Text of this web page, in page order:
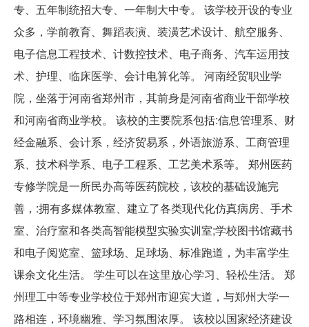
专、五年制统招大专、一年制大中专。 该学校开设的专业
众多，学前教育、舞蹈表演、装潢艺术设计、航空服务、
电子信息工程技术、计数控技术、电子商务、汽车运用技
术、护理、临床医学、会计电算化等。 河南经贸职业学
院，坐落于河南省郑州市，其前身是河南省商业干部学校
和河南省商业学校。 该校的主要院系包括:信息管理系、财
经金融系、会计系，经济贸易系，外语旅游系、工商管理
系、技术科学系、电子工程系、工艺美术系等。 郑州医药
专修学院是一所民办高等医药院校，该校的基础设施完
善，:拥有多媒体教室、建立了各类现代化仿真病房、手术
室、治疗室和各类高智能模型实验实训室;学校图书馆藏书
和电子阅览室、篮球场、足球场、标准跑道，为丰富学生
课余文化生活。 学生可以在这里放心学习、轻松生活。 郑
州理工中等专业学校位于郑州市迎宾大道，与郑州大学一
路相连，环境幽雅、学习氛围浓厚。 该校以国家经济建设